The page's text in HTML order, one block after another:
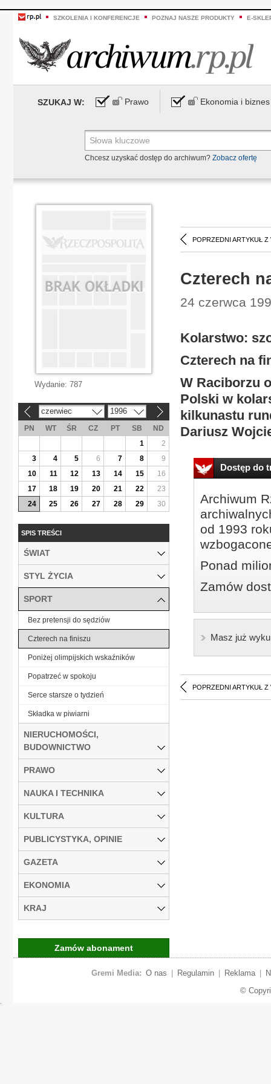
SZKOLENIA I KONFERENCJE POZNAJ NASZE PRODUKTY E-
SZUKAJ W: Prawo Ekonomia i biznes
Chcesz uzyskać dostęp do archiwum? Zobacz ofertę
POPRZEDNI ARTYKUŁ Z
Czterech
24 czerwca
Kolarstwo:
Czterech na
W Raciborzu
Polski w
kilkunastu
Dariusz
Dostęp do
Archiwum
od 1993
Ponad
Zamów
Masz już
POPRZEDNI ARTYKUŁ Z
Wydanie: 787
czerwiec 1996
PN WT ŚR CZ PT SB
ND
1
2
3
4 5 6 7 8
9
10
11 12 13 14 15
16
17
18 19 20 21 22
23
24
25 26 27 28 29 30
SPIS TREŚCI
ŚWIAT
STYL ŻYCIA
SPORT
Bez pretensji do sędziów
Czterech na finiszu
Poniżej olimpijskich wskaźników
Popatrzeć w spokoju
Serce starsze o tydzień
Składka w piwiarni
NIERUCHOMOŚCI,
BUDOWNICTWO
PRAWO
NAUKA I TECHNIKA
KULTURA
PUBLICYSTYKA, OPINIE
GAZETA
EKONOMIA
KRAJ
Zamów abonament
Gremi Media: O nas Regulamin Reklama
©